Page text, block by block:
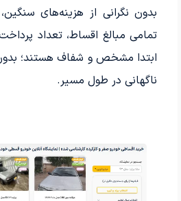
بدون نگرانی از هزینه‌های
تمامی مبالغ اقساط، تعداد
ابتدا مشخص و شفاف هستند؛ بدون
ناگهانی در طول مسیر.